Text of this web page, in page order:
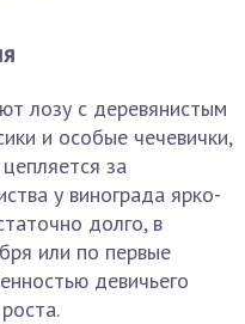
лозу с деревянистым
и особые чечевички,
за
у винограда ярко-
долго, в
или по первые
девичьего